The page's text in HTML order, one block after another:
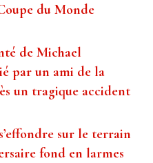
du Monde
de Michael
par un ami de la
un tragique accident
sur le terrain
fond en larmes